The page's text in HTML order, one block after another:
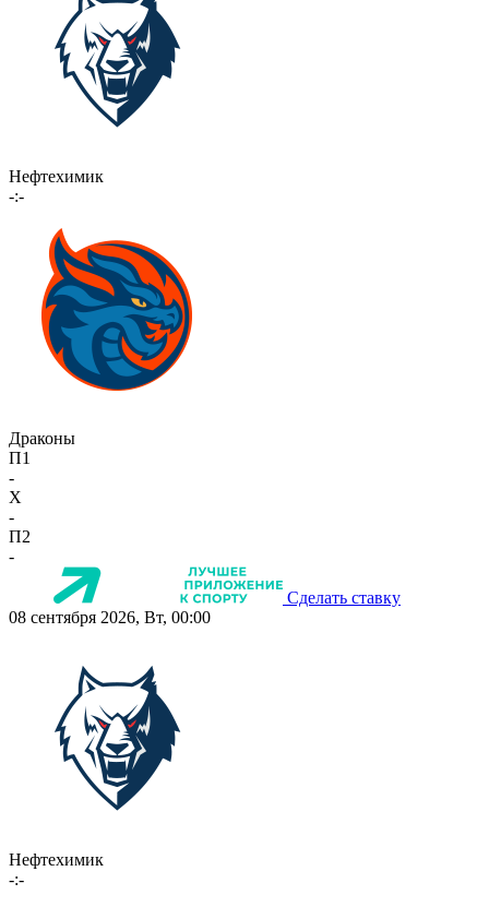
Нефтехимик
-:-
Драконы
П1
-
X
-
П2
-
Сделать ставку
08 сентября 2026, Вт, 00:00
Нефтехимик
-:-